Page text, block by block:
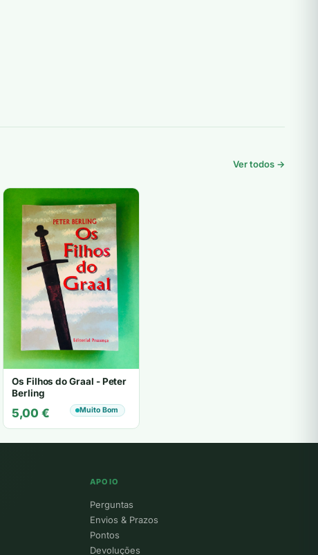
Ver todos →
Os Filhos do Graal - Peter
Berling
5,00 € Muito Bom
APOIO
Perguntas
Envios & Prazos
Pontos
Devoluções